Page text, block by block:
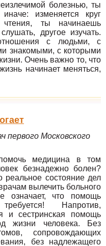
болезнью, ты
изменяется круг
чтения, ты начинаешь
другое изучать.
с людьми, с
знакомыми, с которыми
Очень важно то, что
начинает меняться,
первого Московского
медицина в том
безнадежно болен?
реальное состояние дел
вылечить больного
означает, что помощь
Напротив,
и сестринская помощь
жизни человека. Без
сопровождающих
без надлежащего